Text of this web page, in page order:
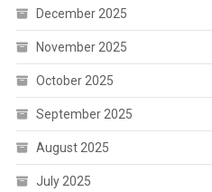
December 2025
November 2025
October 2025
September 2025
August 2025
July 2025